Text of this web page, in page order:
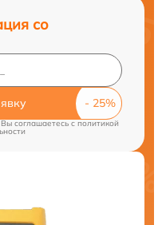
со
соглашаетесь cполитикой